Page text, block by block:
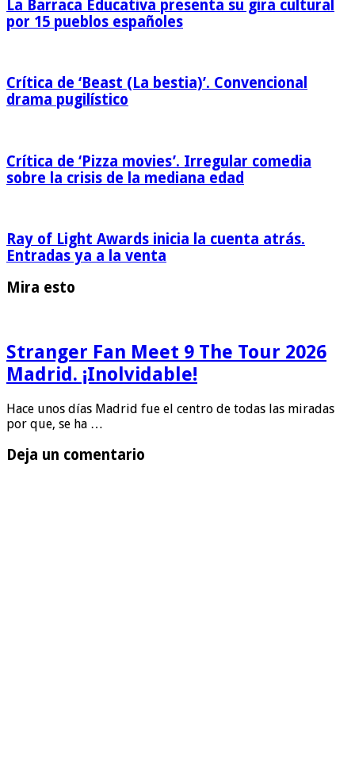
La Barraca Educativa presenta su gira cultural
por 15 pueblos españoles
Crítica de ‘Beast (La bestia)’. Convencional
drama pugilístico
Crítica de ‘Pizza movies’. Irregular comedia
sobre la crisis de la mediana edad
Ray of Light Awards inicia la cuenta atrás.
Entradas ya a la venta
Mira esto
Stranger Fan Meet 9 The Tour 2026
Madrid. ¡Inolvidable!
Hace unos días Madrid fue el centro de todas las miradas
por que, se ha …
Deja un comentario